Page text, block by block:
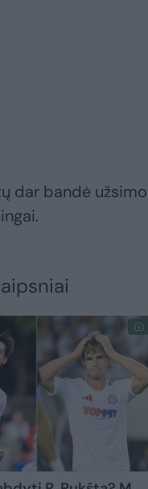
dar bandė